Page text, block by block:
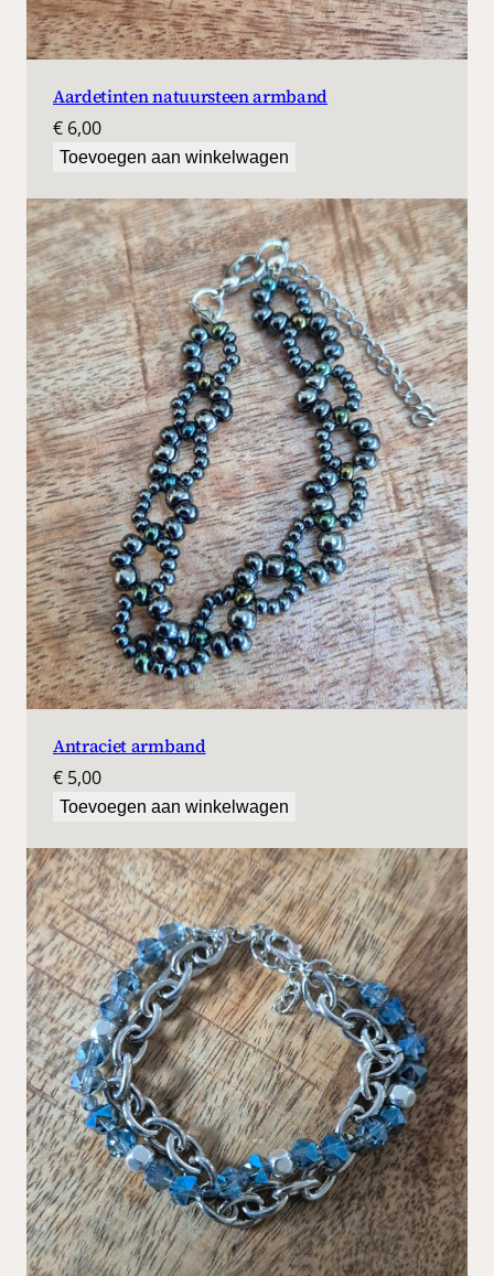
Aardetinten natuursteen armband
€ 6,00
Toevoegen aan winkelwagen
Antraciet armband
€ 5,00
Toevoegen aan winkelwagen